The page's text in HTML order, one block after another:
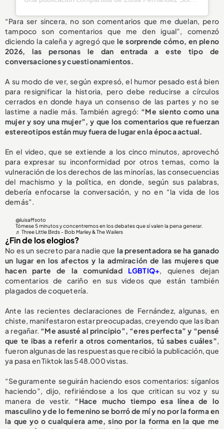
“Para ser sincera, no son comentarios que me duelan, pero
tampoco son comentarios que me den igual”, comenzó
diciendo la caleña y agregó quele sorprende cómo, en pleno
2026, las personas le dan entrada a este tipo de
conversaciones y cuestionamientos.
A su modo de ver, según expresó, el humor pesado está bien
para resignificar la historia, pero debe reducirse a círculos
cerrados en donde haya un consenso de las partes y no se
lastime a nadie más. También agregó: “Me siento como una
mujer y soy una mujer”, y que los comentarios que refuerzan
estereotipos están muy fuera de lugar en la época actual.
En el video, que se extiende a los cinco minutos, aprovechó
para expresar su inconformidad por otros temas, como la
vulneración de los derechos de las minorías, las consecuencias
del machismo y la política, en donde, según sus palabras,
debería enfocarse la conversación, y no en “la vida de los
demás”.
@luisaffsoto
Tómese 5 minutos y concentremos en los debates que sí valen la pena generar.
♬ Three Little Birds - Bob Marley & The Wailers
¿Fin de los elogios?
No es un secreto para nadie que la presentadora se ha ganado
un lugar en los afectos y la admiración de las mujeres que
hacen parte de la comunidad LGBTIQ+, quienes dejan
comentarios de cariño en sus videos que están también
plagados de coquetería.
Ante las recientes declaraciones de Fernández, algunas, en
chiste, manifestaron estar preocupadas, creyendo que las iban
a regañar. “Me asusté al principio”, “eres perfecta” y “pensé
que te ibas a referir a otros comentarios, tú sabes cuáles”,
fueron algunas de las respuestas que recibió la publicación, que
ya pasa en Tiktok las 548.000 vistas.
“Seguramente seguirán haciendo esos comentarios: síganlos
haciendo”, dijo, refiriéndose a los que critican su voz y su
manera de vestir. “Hace mucho tiempo esa línea de lo
masculino y de lo femenino se borró de mí y no por la forma en
la que yo o cualquiera ame, sino por la forma en la que me